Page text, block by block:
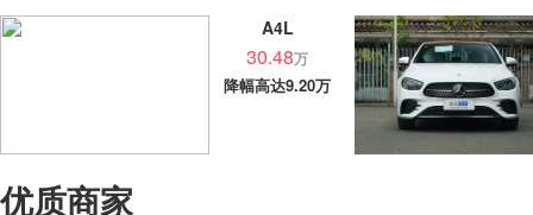
A4L
30.48万
降幅高达9.20万
优质商家